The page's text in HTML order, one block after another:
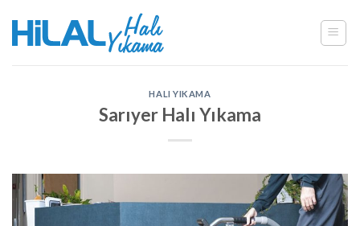
content
HALI YIKAMA
Sarıyer Halı Yıkama